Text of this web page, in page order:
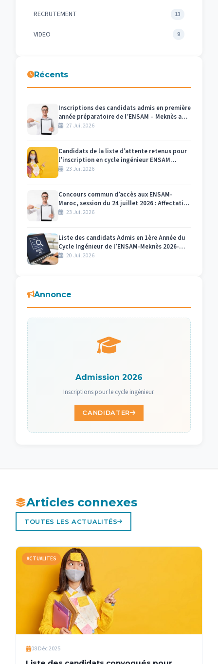
RECRUTEMENT 13
VIDEO 9
Récents
Inscriptions des candidats admis en première
année préparatoire de l’ENSAM – Meknès au
titre de l’année universitaire 2026/2027
27 Juil 2026
Candidats de la liste d’attente retenus pour
l’inscription en cycle ingénieur ENSAM
Meknès 2026-2027
23 Juil 2026
Concours commun d’accès aux ENSAM-
Maroc, session du 24 juillet 2026 : Affectation
des numéros des candidats et des salles par
23 Juil 2026
Liste des candidats Admis en 1ère Année du
Cycle Ingénieur de l’ENSAM-Meknès 2026-
202720 Juil 2026
Annonce
Admission 2026
Inscriptions pour le cycle ingénieur.
CANDIDATER
Articles connexes
TOUTES LES ACTUALITÉS
ACTUALITES
08 Déc 2025